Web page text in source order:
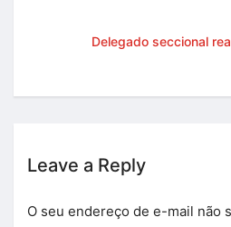
Delegado seccional
Leave a Reply
O seu endereço de e-mail não